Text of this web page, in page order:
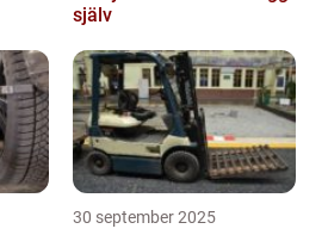
själv
30 september 2025